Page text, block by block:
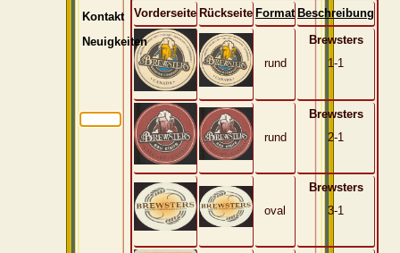
Vorderseite Rückseite Format Beschreibung
rund
Brewsters
1-1
rund
Brewsters
2-1
oval
Brewsters
3-1
Kontakt
Neuigkeiten